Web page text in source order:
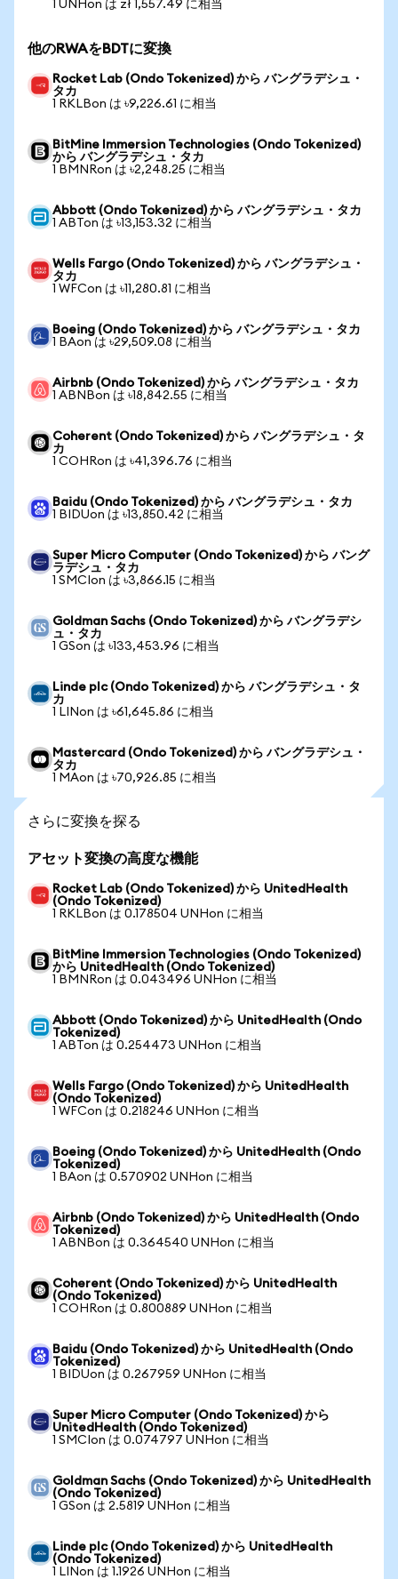
1 UNHon は zł 1,557.49 に相当
他のRWAをBDTに変換
Rocket Lab (Ondo Tokenized) から バングラデシュ・
タカ
1 RKLBon は ৳9,226.61 に相当
BitMine Immersion Technologies (Ondo Tokenized)
から バングラデシュ・タカ
1 BMNRon は ৳2,248.25 に相当
Abbott (Ondo Tokenized) から バングラデシュ・タカ
1 ABTon は ৳13,153.32 に相当
Wells Fargo (Ondo Tokenized) から バングラデシュ・
タカ
1 WFCon は ৳11,280.81 に相当
Boeing (Ondo Tokenized) から バングラデシュ・タカ
1 BAon は ৳29,509.08 に相当
Airbnb (Ondo Tokenized) から バングラデシュ・タカ
1 ABNBon は ৳18,842.55 に相当
Coherent (Ondo Tokenized) から バングラデシュ・タ
カ
1 COHRon は ৳41,396.76 に相当
Baidu (Ondo Tokenized) から バングラデシュ・タカ
1 BIDUon は ৳13,850.42 に相当
Super Micro Computer (Ondo Tokenized) から バング
ラデシュ・タカ
1 SMCIon は ৳3,866.15 に相当
Goldman Sachs (Ondo Tokenized) から バングラデシ
ュ・タカ
1 GSon は ৳133,453.96 に相当
Linde plc (Ondo Tokenized) から バングラデシュ・タ
カ
1 LINon は ৳61,645.86 に相当
Mastercard (Ondo Tokenized) から バングラデシュ・
タカ
1 MAon は ৳70,926.85 に相当
さらに変換を探る
アセット変換の高度な機能
Rocket Lab (Ondo Tokenized) から UnitedHealth
(Ondo Tokenized)
1 RKLBon は 0.178504 UNHon に相当
BitMine Immersion Technologies (Ondo Tokenized)
から UnitedHealth (Ondo Tokenized)
1 BMNRon は 0.043496 UNHon に相当
Abbott (Ondo Tokenized) から UnitedHealth (Ondo
Tokenized)
1 ABTon は 0.254473 UNHon に相当
Wells Fargo (Ondo Tokenized) から UnitedHealth
(Ondo Tokenized)
1 WFCon は 0.218246 UNHon に相当
Boeing (Ondo Tokenized) から UnitedHealth (Ondo
Tokenized)
1 BAon は 0.570902 UNHon に相当
Airbnb (Ondo Tokenized) から UnitedHealth (Ondo
Tokenized)
1 ABNBon は 0.364540 UNHon に相当
Coherent (Ondo Tokenized) から UnitedHealth
(Ondo Tokenized)
1 COHRon は 0.800889 UNHon に相当
Baidu (Ondo Tokenized) から UnitedHealth (Ondo
Tokenized)
1 BIDUon は 0.267959 UNHon に相当
Super Micro Computer (Ondo Tokenized) から
UnitedHealth (Ondo Tokenized)
1 SMCIon は 0.074797 UNHon に相当
Goldman Sachs (Ondo Tokenized) から UnitedHealth
(Ondo Tokenized)
1 GSon は 2.5819 UNHon に相当
Linde plc (Ondo Tokenized) から UnitedHealth
(Ondo Tokenized)
1 LINon は 1.1926 UNHon に相当